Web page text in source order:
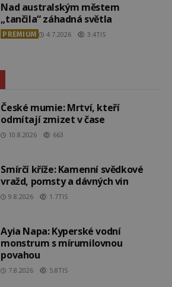
Nad australským městem
„tančila“ záhadná světla
PREMIUM 4.7.2026 3.4TIS
České mumie: Mrtví, kteří
odmítají zmizet v čase
10.8.2026 663
Smírčí kříže: Kamenní svědkové
vražd, pomsty a dávných vin
9.8.2026 1.7TIS
Ayia Napa: Kyperské vodní
monstrum s mírumilovnou
povahou
7.8.2026 5.8TIS